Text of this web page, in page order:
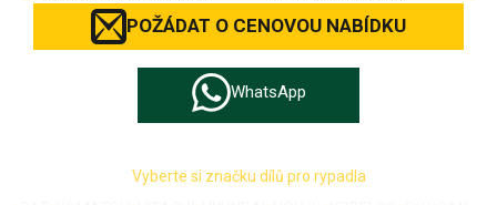
POŽÁDAT O CENOVOU NABÍDKU
WhatsApp
Vyberte si značku dílů pro rypadla